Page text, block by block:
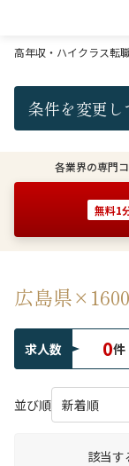
高年収・ハイクラス転
条件を変更し
各業界の専門
無料1
広島県
求人数 0件
並び順
該当す